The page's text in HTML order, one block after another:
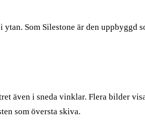
Som Silestone är den
även i sneda vinklar. Flera bilder
som översta skiva.